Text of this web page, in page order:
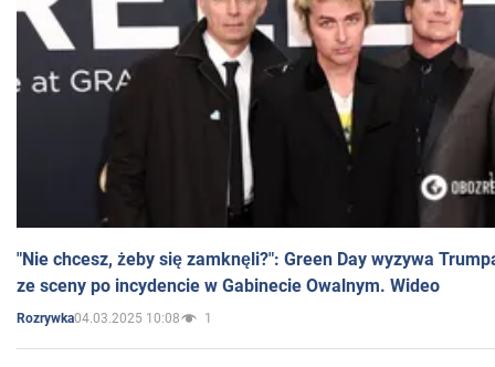
"Nie chcesz, żeby się zamknęli?": Green Day wyzywa
ze sceny po incydencie w Gabinecie Owalnym. Wideo
Rozrywka04.03.2025 10:08 1